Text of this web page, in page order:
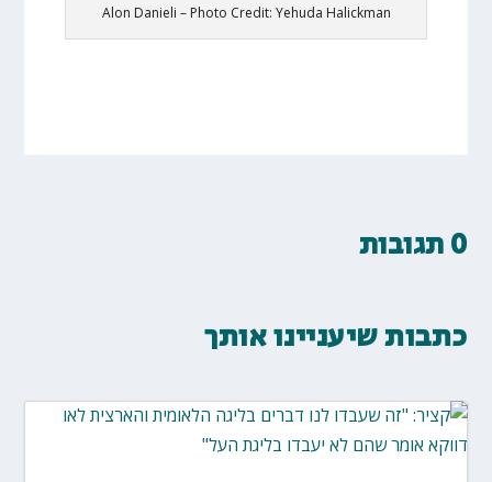
Alon Danieli – Photo Credit: Yehuda Halickman
0 תגובות
כתבות שיעניינו אותך